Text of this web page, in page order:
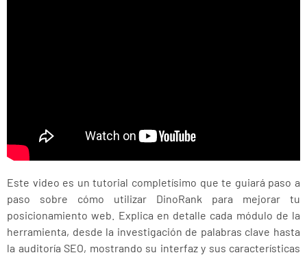
Este video es un tutorial completísimo que te guiará paso a
paso sobre cómo utilizar DinoRank para mejorar tu
posicionamiento web. Explica en detalle cada módulo de la
herramienta, desde la investigación de palabras clave hasta
la auditoría SEO, mostrando su interfaz y sus características